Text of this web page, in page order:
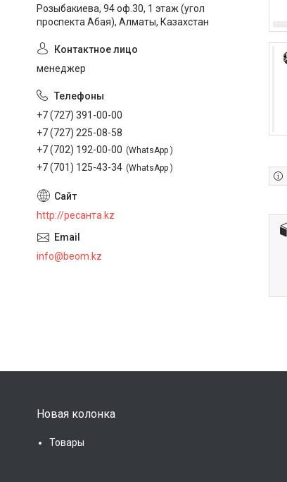
Розыбакиева, 94 оф.30, 1 этаж (угол
проспекта Абая), Алматы, Казахстан
менеджер
+7 (727) 391-00-00
+7 (727) 225-08-58
+7 (702) 192-00-00
WhatsApp
+7 (701) 125-43-34 WhatsApp
http://ресанта.kz
info@beom.kz
Новая колонка
Товары